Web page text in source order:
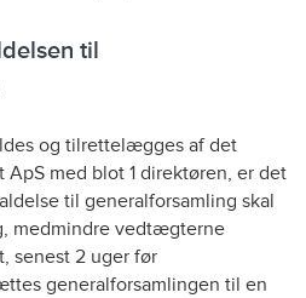
til
og tilrettelægges af det
med blot 1 direktøren, er det
til generalforsamling skal
medmindre vedtægterne
senest 2 uger før
generalforsamlingen til en